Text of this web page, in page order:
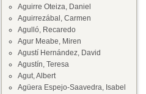
Aguirre Oteiza, Daniel
Aguirrezábal, Carmen
Agulló, Recaredo
Agur Meabe, Miren
Agustí Hernández, David
Agustín, Teresa
Agut, Albert
Agüera Espejo-Saavedra, Isabel